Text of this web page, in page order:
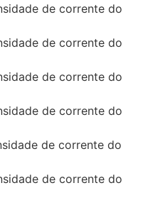
de corrente do
de corrente do
de corrente do
de corrente do
de corrente do
de corrente do